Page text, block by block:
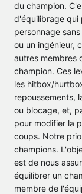
du champion.
d'équilibrage qui
personnage
ou un ingénieur,
autres membres
champion. Ces
les hitbox/
repoussements,
ou blocage, et,
pour modifier la
coups. Notre
champions.
est de nous
équilibrer un
membre de